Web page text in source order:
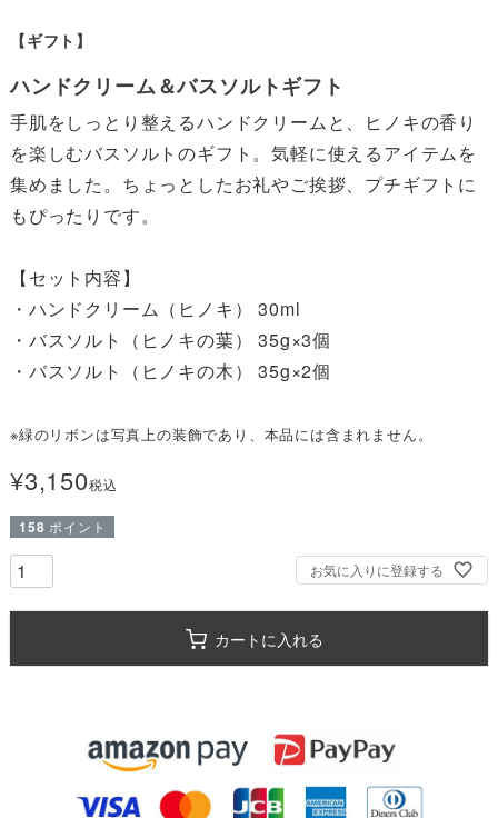
【ギフト】
ハンドクリーム＆バスソルトギフト
手肌をしっとり整えるハンドクリームと、ヒノキの香り
を楽しむバスソルトのギフト。気軽に使えるアイテムを
集めました。ちょっとしたお礼やご挨拶、プチギフトに
もぴったりです。
【セット内容】
・ハンドクリーム（ヒノキ） 30ml
・バスソルト（ヒノキの葉） 35g×3個
・バスソルト（ヒノキの木） 35g×2個
※緑のリボンは写真上の装飾であり、本品には含まれません。
¥3,150税込
158 ポイント
お気に入りに登録する
カートに入れる